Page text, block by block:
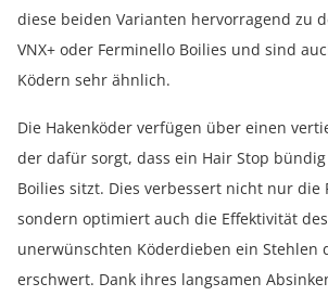
diese beiden Varianten hervorragend zu
VNX+ oder Ferminello Boilies und sind
Ködern sehr ähnlich.
Die Hakenköder verfügen über einen
der dafür sorgt, dass ein Hair Stop
Boilies sitzt. Dies verbessert nicht nur die
sondern optimiert auch die Effektivität
unerwünschten Köderdieben ein Stehlen
erschwert. Dank ihres langsamen